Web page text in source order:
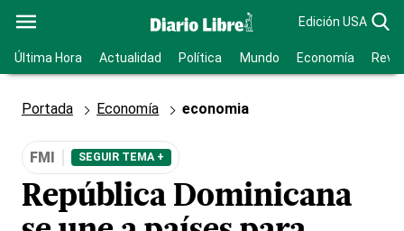
Edición USA
Última Hora Actualidad Política Mundo Economía
Portada Economía economia
FMI SEGUIR TEMA +
República Dominicana